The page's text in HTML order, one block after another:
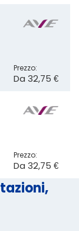
Prezzo:
Da 32,75 €
Prezzo:
Da 32,75 €